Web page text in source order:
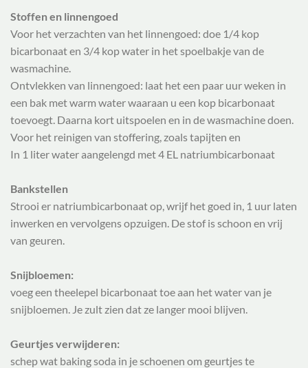
Stoffen en linnengoed
Voor het verzachten van het linnengoed: doe 1/4 kop
bicarbonaat en 3/4 kop water in het spoelbakje van de
wasmachine.
Ontvlekken van linnengoed: laat het een paar uur weken in
een bak met warm water waaraan u een kop bicarbonaat
toevoegt. Daarna kort uitspoelen en in de wasmachine doen.
Voor het reinigen van stoffering, zoals tapijten en
In 1 liter water aangelengd met 4 EL natriumbicarbonaat
Bankstellen
Strooi er natriumbicarbonaat op, wrijf het goed in, 1 uur laten
inwerken en vervolgens opzuigen. De stof is schoon en vrij
van geuren.
Snijbloemen:
voeg een theelepel bicarbonaat toe aan het water van je
snijbloemen. Je zult zien dat ze langer mooi blijven.
Geurtjes verwijderen:
schep wat baking soda in je schoenen om geurtjes te